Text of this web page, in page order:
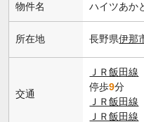
物件名 ハイツあか
所在地 長野県伊那
交通
ＪＲ飯田線
停歩9分
ＪＲ飯田線
ＪＲ飯田線